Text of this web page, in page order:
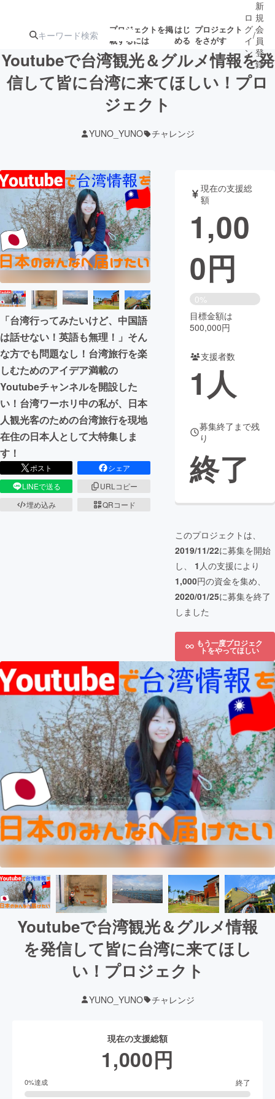
プロジェクトを掲
載するには
はじ
める
プロジェクト
をさがす
注目の新着プロ募集終了が近いプ
テクノロジー・ガジェット
映像・映画 書籍・雑誌
ビジネス・起業 チャレンジ
まちづくり・地域活性化
CAMPFIRE for Social Good
CAMPFIRE Creation
CAMPFIREふるさと納税machi-ya コミュニティ
ロ
グ
イ
ン
/
新
規
会
員
登
録
Youtubeで台湾観光＆グルメ情報を発
信して皆に台湾に来てほしい！プロ
ジェクト
YUNO_YUNO チャレンジ
「台湾行ってみたいけど、中国語
は話せない！英語も無理！」そん
な方でも問題なし！台湾旅行を楽
しむためのアイデア満載の
Youtubeチャンネルを開設した
い！台湾ワーホリ中の私が、日本
人観光客のための台湾旅行を現地
在住の日本人として大特集しま
す！
ポスト
シェア
LINEで送る
URLコピー
埋め込み
QRコード
現在の支援総
額
1,00
0円
0%
目標金額は
500,000円
支援者数
1人
募集終了まで残
り
終了
このプロジェクトは、
2019/11/22に募集を開始
し、 1 人の支援により
1,000円の資金を集め、
2020/01/25に募集を終了
しました
もう一度プロジェク
トをやってほしい
Youtubeで台湾観光＆グルメ情報
を発信して皆に台湾に来てほし
い！プロジェクト
YUNO_YUNO チャレンジ
現在の支援総額
1,000円
0%達成 終了